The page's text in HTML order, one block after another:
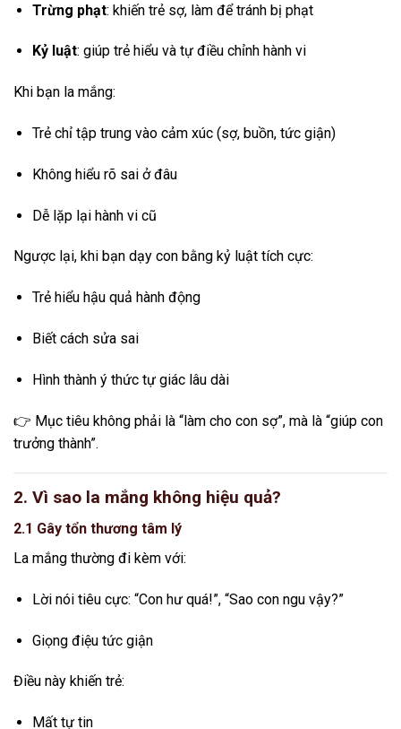
Trừng phạt: khiến trẻ sợ, làm để tránh bị phạt
Kỷ luật: giúp trẻ hiểu và tự điều chỉnh hành vi
Khi bạn la mắng:
Trẻ chỉ tập trung vào cảm xúc (sợ, buồn, tức giận)
Không hiểu rõ sai ở đâu
Dễ lặp lại hành vi cũ
Ngược lại, khi bạn dạy con bằng kỷ luật tích cực:
Trẻ hiểu hậu quả hành động
Biết cách sửa sai
Hình thành ý thức tự giác lâu dài
👉 Mục tiêu không phải là “làm cho con sợ”, mà là “giúp con
trưởng thành”.
2. Vì sao la mắng không hiệu quả?
2.1 Gây tổn thương tâm lý
La mắng thường đi kèm với:
Lời nói tiêu cực: “Con hư quá!”, “Sao con ngu vậy?”
Giọng điệu tức giận
Điều này khiến trẻ:
Mất tự tin